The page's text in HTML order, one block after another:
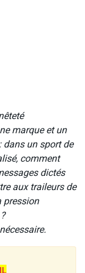
marque et un
dans un sport de
comment
dictés
aux traileurs de
pression